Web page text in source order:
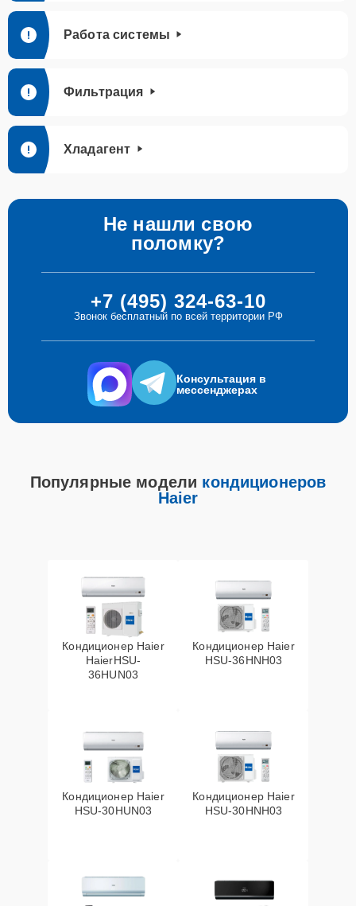
Работа системы
Фильтрация
Хладагент
Не нашли свою
поломку?
+7 (495) 324-63-10
Звонок бесплатный по всей территории РФ
Консультация в
мессенджерах
Популярные модели кондиционеров
Haier
Кондиционер Haier
HaierHSU-
36HUN03
Кондиционер Haier
HSU-36HNH03
Кондиционер Haier
HSU-30HUN03
Кондиционер Haier
HSU-30HNH03